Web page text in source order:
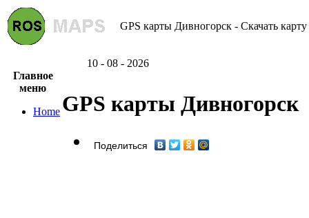
GPS карты Дивногорск - Скачать карту
10 - 08 - 2026
Главное
меню
Home GPS карты Дивногорск
Поделиться